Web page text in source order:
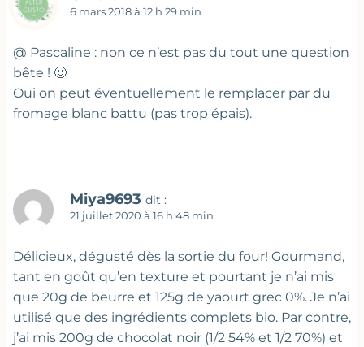
6 mars 2018 à 12 h 29 min
@ Pascaline : non ce n’est pas du tout une question
bête ! 🙂
Oui on peut éventuellement le remplacer par du
fromage blanc battu (pas trop épais).
Miya9693 dit :
21 juillet 2020 à 16 h 48 min
Délicieux, dégusté dès la sortie du four! Gourmand,
tant en goût qu’en texture et pourtant je n’ai mis
que 20g de beurre et 125g de yaourt grec 0%. Je n’ai
utilisé que des ingrédients complets bio. Par contre,
j’ai mis 200g de chocolat noir (1/2 54% et 1/2 70%) et